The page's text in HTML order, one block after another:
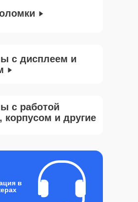
с дисплеем и
с работой
корпусом и другие
в